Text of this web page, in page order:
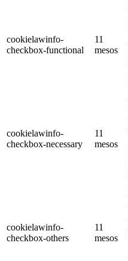
cookielawinfo-
checkbox-functional
11
mesos
cookielawinfo-
checkbox-necessary
11
mesos
cookielawinfo-
checkbox-others
11
mesos